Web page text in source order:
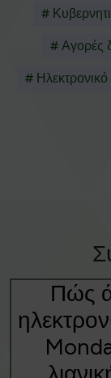
#
# Αγορές
#
Πώς